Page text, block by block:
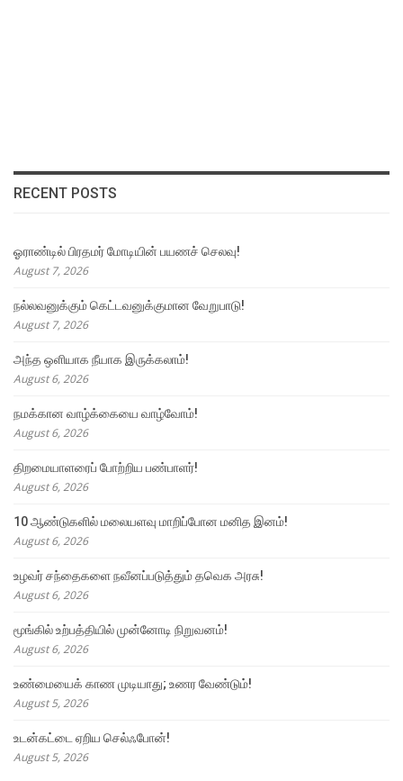
RECENT POSTS
ஓராண்டில் பிரதமர் மோடியின் பயணச் செலவு!
August 7, 2026
நல்லவனுக்கும் கெட்டவனுக்குமான வேறுபாடு!
August 7, 2026
அந்த ஒளியாக நீயாக இருக்கலாம்!
August 6, 2026
நமக்கான வாழ்க்கையை வாழ்வோம்!
August 6, 2026
திறமையாளரைப் போற்றிய பண்பாளர்!
August 6, 2026
10 ஆண்டுகளில் மலையளவு மாறிப்போன மனித இனம்!
August 6, 2026
உழவர் சந்தைகளை நவீனப்படுத்தும் தவெக அரசு!
August 6, 2026
மூங்கில் உற்பத்தியில் முன்னோடி நிறுவனம்!
August 6, 2026
உண்மையைக் காண முடியாது; உணர வேண்டும்!
August 5, 2026
உடன்கட்டை ஏறிய செல்ஃபோன்!
August 5, 2026